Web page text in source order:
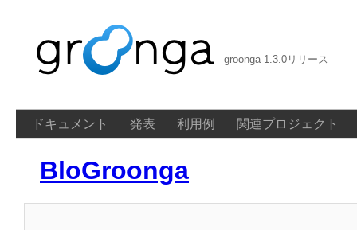
groonga 1.3.0リリース
ドキュメント 発表 利用例 関連プロジェクト
BloGroonga